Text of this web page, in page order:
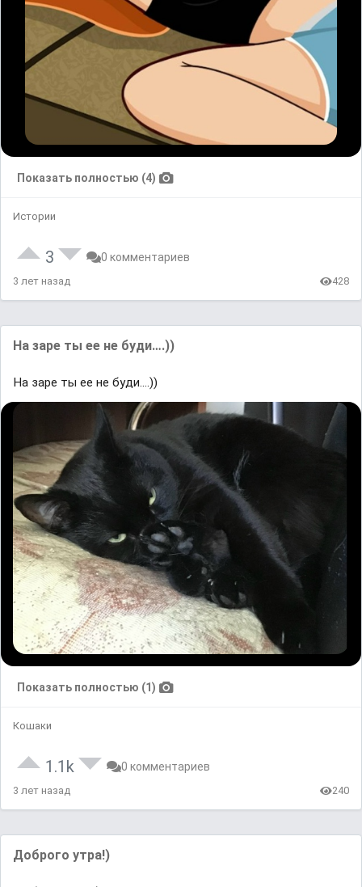
Показать полностью (4)
Истории
3 0 комментариев
3 лет назад 428
На заре ты ее не буди….))
На заре ты ее не буди….))
Показать полностью (1)
Кошаки
1.1k 0 комментариев
3 лет назад 240
Доброго утра!)